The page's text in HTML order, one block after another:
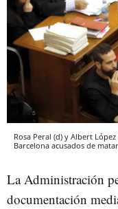
Rosa Peral (d) y Albert
Barcelona acusados de
La Administración
documentación